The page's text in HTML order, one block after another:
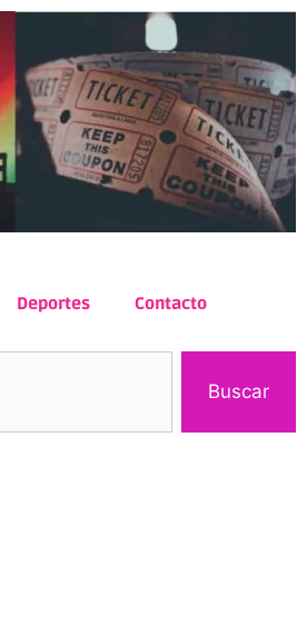
Deportes Contacto
Buscar